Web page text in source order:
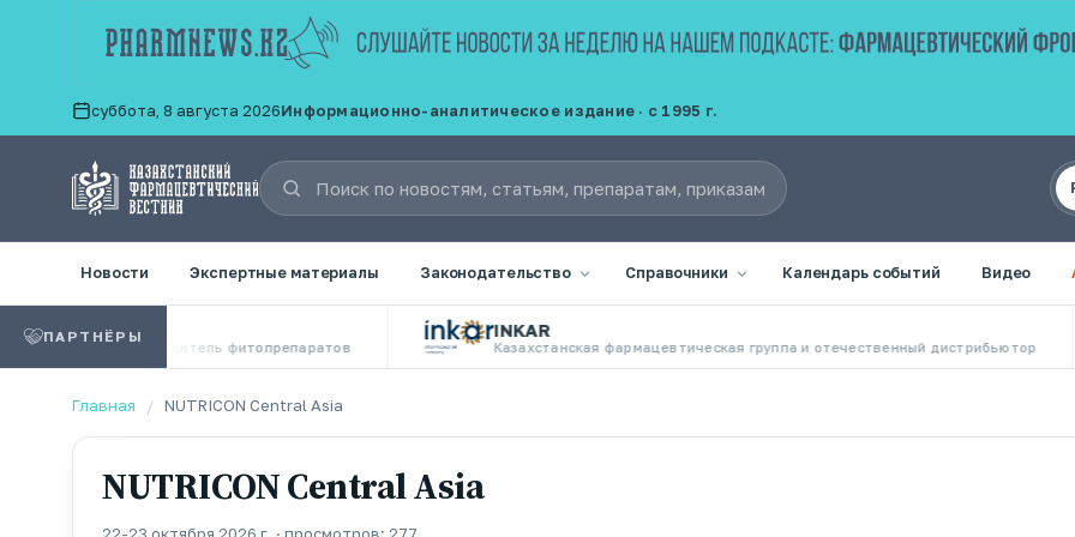
суббота, 8 августа 2026Информационно-аналитическое издание · с 1995 г.
Новости Экспертные материалы Законодательство Справочники Календарь событий Видео
ПАРТНЁРЫ
производитель фитопрепаратов
INKAR
Казахстанская фармацевтическая группа и отечественный дистрибьютор
Главная / NUTRICON Central Asia
NUTRICON Central Asia